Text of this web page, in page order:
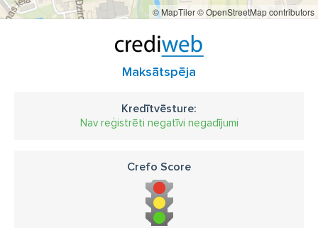
© MapTiler© OpenStreetMap contributors
Maksātspēja
Kredītvēsture:
Nav reģistrēti negatīvi negadījumi
Crefo Score